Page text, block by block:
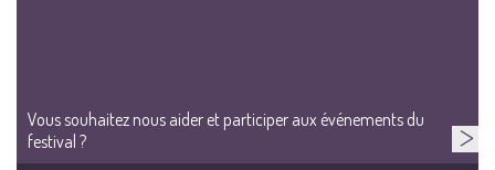
Vous souhaitez nous aider et participer aux événements du
festival ?